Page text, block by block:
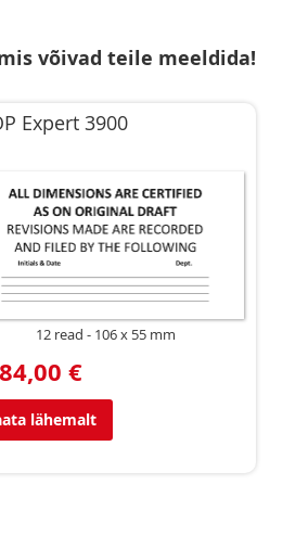
võivad teile meeldida!
Expert 3900
12 read 106 x 55 mm
84,00 €
lähemalt